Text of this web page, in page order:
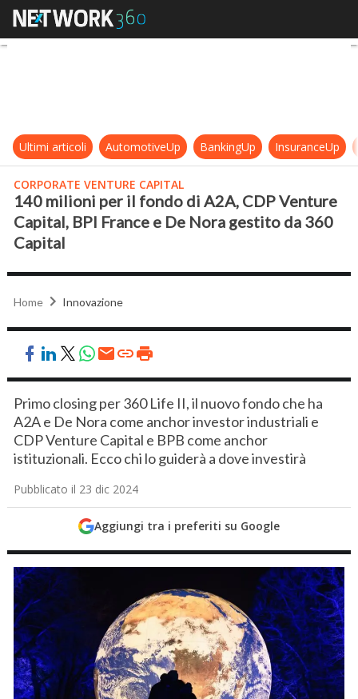
140 milioni per il fondo di A2A,
Ultimi articoli AutomotiveUp BankingUp InsuranceUp
CORPORATE VENTURE CAPITAL
140 milioni per il fondo di A2A, CDP Venture
Capital, BPI France e De Nora gestito da 360
Capital
Home Innovazione
Primo closing per 360 Life II, il nuovo fondo che ha
A2A e De Nora come anchor investor industriali e
CDP Venture Capital e BPB come anchor
istituzionali. Ecco chi lo guiderà a dove investirà
Pubblicato il 23 dic 2024
Aggiungi tra i preferiti su Google